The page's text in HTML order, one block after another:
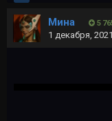
Мина 5
1 декабря, 2021